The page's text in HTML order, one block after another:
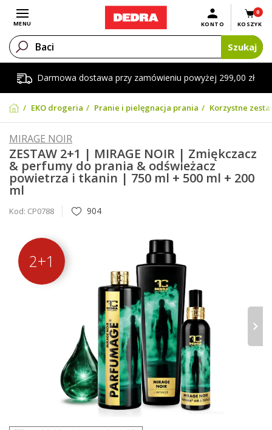
Darmowa dostawa przy zamówieniu powyżej 299,00 zł
Otwórz menu
MENU
0
KOSZYK
KONTO
Szukaj
EKO drogeria Pranie i pielęgnacja prania Korzystne
MIRAGE NOIR
ZESTAW 2+1 | MIRAGE NOIR | Zmiękczacz
& perfumy do prania & odświeżacz
powietrza i tkanin | 750 ml + 500 ml + 200
ml
Kod: CP0788 904
2+1
›